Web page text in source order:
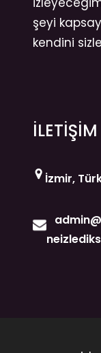
şeyi
kendini
İLETİŞİM
İzmir,